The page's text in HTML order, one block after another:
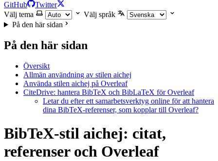
GitHub
Twitter
Välj tema
Välj språk
På den här sidan
På den här sidan
Översikt
Allmän användning av stilen aichej
Använda stilen aichej på Overleaf
CiteDrive: hantera BibTeX och BibLaTeX för Overleaf
Letar du efter ett samarbetsverktyg online för att hantera
dina BibTeX-referenser, som kopplar till Overleaf?
BibTeX-stil aichej: citat,
referenser och Overleaf